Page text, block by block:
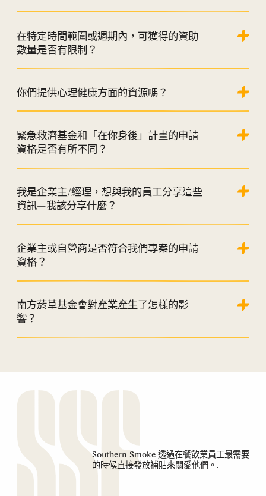
在特定時間範圍或週期內，可獲得的資助
數量是否有限制？
你們提供心理健康方面的資源嗎？
緊急救濟基金和「在你身後」計畫的申請
資格是否有所不同？
我是企業主/經理，想與我的員工分享這些
資訊—我該分享什麼？
企業主或自營商是否符合我們專案的申請
資格？
南方菸草基金會對產業產生了怎樣的影
響？
Southern Smoke 透過在餐飲業員工最需要
的時候直接發放補貼來關愛他們。.